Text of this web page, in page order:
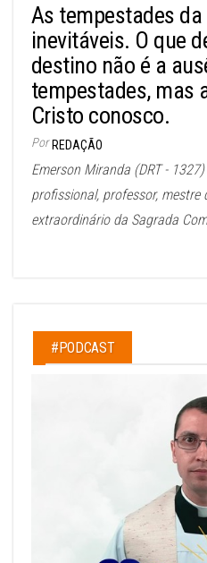
As tempestades
inevitáveis. O que
destino não é a
tempestades, mas
Cristo conosco.
Por REDAÇÃO
Emerson Miranda (DRT -
profissional, professor, mestre
extraordinário da Sagrada
#PODCAST